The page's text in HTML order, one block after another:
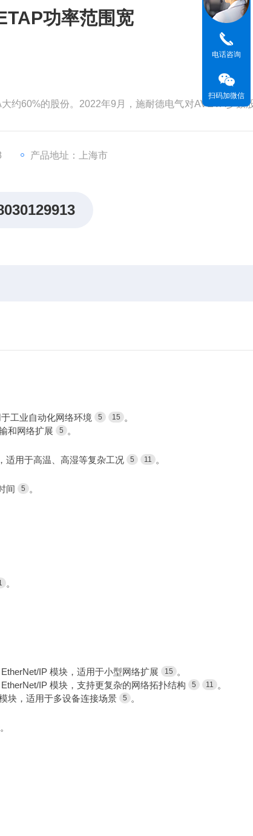
功率范围宽
约60%的股份。2022年9月，施耐德电气对AVEVA少数
其他材料一样
产品地址：上海市
工业自动化网络环境
5 15
。
和网络扩展
5
。
适用于高温、高湿等复杂工况
5 11
。
间
5
。
。
EtherNet/IP 模块，适用于小型网络扩展 15
。
EtherNet/IP 模块，支持更复杂的网络拓扑结构 5 11
。
块，适用于多设备连接场景 5
。
。
电话咨询
扫码加微信